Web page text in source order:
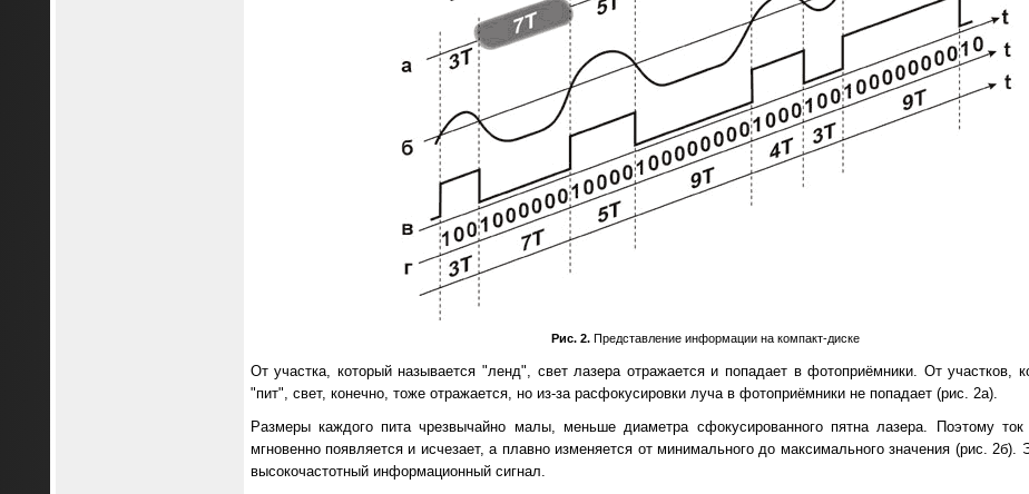
Рис. 2. Представление информации на компакт-диске
От участка, который называется "ленд", свет лазера отражается и попадает в фотоприёмники. От участков,
"пит", свет, конечно, тоже отражается, но из-за расфокусировки луча в фотоприёмники не попадает (рис. 2а).
Размеры каждого пита чрезвычайно малы, меньше диаметра сфокусированного пятна лазера. Поэтому
мгновенно появляется и исчезает, а плавно изменяется от минимального до максимального значения (рис. 2б).
высокочастотный информационный сигнал.